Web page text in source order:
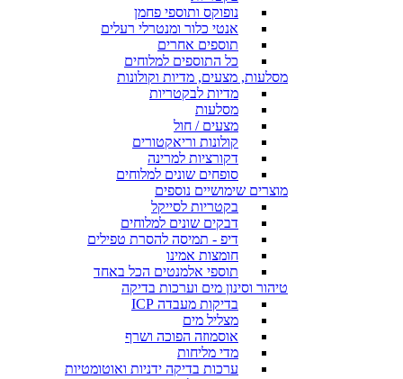
נופוקס ותוספי פחמן
אנטי כלור ומנטרלי רעלים
תוספים אחרים
כל התוספים למלוחים
מסלעות, מצעים, מדיות וקולונות
מדיות לבקטריות
מסלעות
מצעים / חול
קולונות וריאקטורים
דקורציות למרינה
סופחים שונים למלוחים
מוצרים שימושיים נוספים
בקטריות לסייקל
דבקים שונים למלוחים
דיפ - תמיסה להסרת טפילים
חומצות אמינו
תוספי אלמנטים הכל באחד
טיהור וסינון מים וערכות בדיקה
בדיקות מעבדה ICP
מצליל מים
אוסמוזה הפוכה ושרף
מדי מליחות
ערכות בדיקה ידניות ואוטומטיות